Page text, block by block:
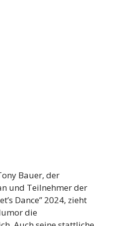
Bauer, der
und Teilnehmer der
Dance” 2024, zieht
die